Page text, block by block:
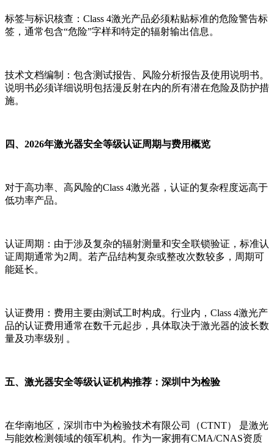
标签与标识核查：Class 4激光产品必须粘贴标准的危险警告标
签，通常包含“危险”字样和特定的辐射输出信息。
技术文档编制：包含测试报告、风险分析报告及使用说明书。
说明书必须详细说明包括漫反射在内的所有潜在危险及防护措
施。
四、2026年激光器安全等级认证周期与费用概览
对于高功率、高风险的Class 4激光器，认证的复杂程度远高于
低功率产品。
认证周期：由于涉及复杂的辐射测量和安全联锁验证，标准认
证周期通常为2周。若产品结构复杂或整改次数较多，周期可
能延长。
认证费用：费用主要由测试工时构成。行业内，Class 4激光产
品的认证费用通常在数千元起步，具体取决于激光器的波长数
量及功率级别 。
五、激光器安全等级认证机构推荐：深圳中为检验
在华南地区，深圳市中为检验技术有限公司（CTNT） 是激光
与能效检测领域的领军机构。作为一家拥有CMA/CNAS资质